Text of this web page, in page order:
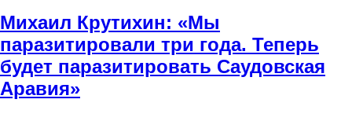
Михаил Крутихин: «Мы
паразитировали три года. Теперь
будет паразитировать Саудовская
Аравия»